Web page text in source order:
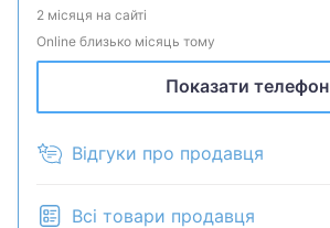
2 місяця на сайті
Online близько місяць тому
Показати телефон
Відгуки про продавця
Всі товари продавця